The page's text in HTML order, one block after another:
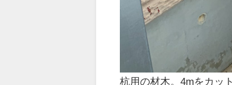
杭用の材木。4mをカッ